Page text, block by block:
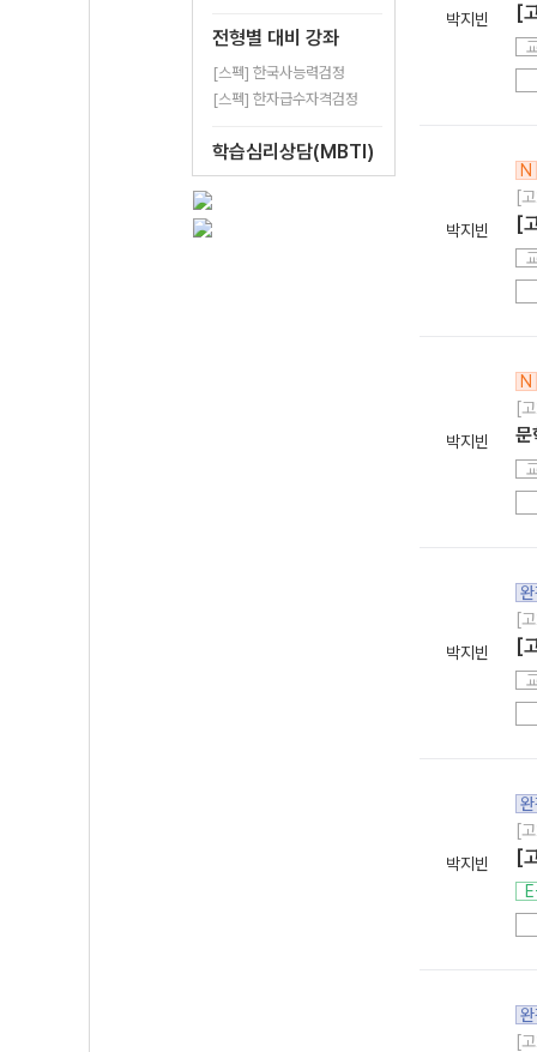
전형별 대비 강좌
[스펙] 한국사능력검정
[스펙] 한자급수자격검정
학습심리상담(MBTI)
박지빈 [
박지빈
N
[
[
박지빈
N
[
문
박지빈
[
[
박지빈
[
[
[